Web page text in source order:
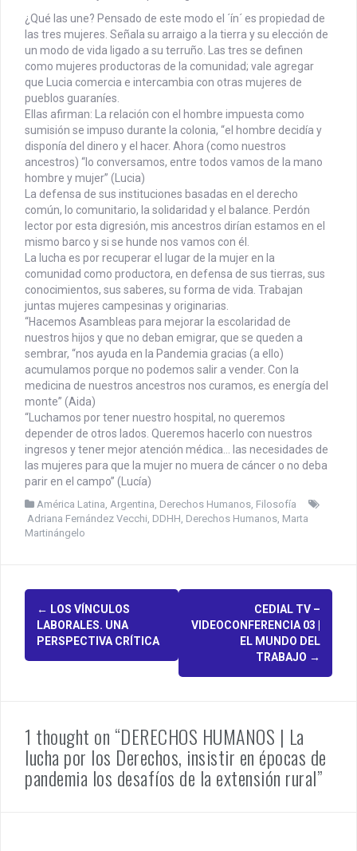
¿Qué las une? Pensado de este modo el ´ín´ es propiedad de
las tres mujeres. Señala su arraigo a la tierra y su elección de
un modo de vida ligado a su terruño. Las tres se definen
como mujeres productoras de la comunidad; vale agregar
que Lucia comercia e intercambia con otras mujeres de
pueblos guaraníes.
Ellas afirman: La relación con el hombre impuesta como
sumisión se impuso durante la colonia, “el hombre decidía y
disponía del dinero y el hacer. Ahora (como nuestros
ancestros) “lo conversamos, entre todos vamos de la mano
hombre y mujer” (Lucia)
La defensa de sus instituciones basadas en el derecho
común, lo comunitario, la solidaridad y el balance. Perdón
lector por esta digresión, mis ancestros dirían estamos en el
mismo barco y si se hunde nos vamos con él.
La lucha es por recuperar el lugar de la mujer en la
comunidad como productora, en defensa de sus tierras, sus
conocimientos, sus saberes, su forma de vida. Trabajan
juntas mujeres campesinas y originarias.
“Hacemos Asambleas para mejorar la escolaridad de
nuestros hijos y que no deban emigrar, que se queden a
sembrar, “nos ayuda en la Pandemia gracias (a ello)
acumulamos porque no podemos salir a vender. Con la
medicina de nuestros ancestros nos curamos, es energía del
monte” (Aida)
“Luchamos por tener nuestro hospital, no queremos
depender de otros lados. Queremos hacerlo con nuestros
ingresos y tener mejor atención médica… las necesidades de
las mujeres para que la mujer no muera de cáncer o no deba
parir en el campo” (Lucía)
América Latina, Argentina, Derechos Humanos, Filosofía
Adriana Fernández Vecchi, DDHH, Derechos Humanos, Marta
Martinángelo
n
a
v
← LOS VÍNCULOS
LABORALES. UNA
PERSPECTIVA CRÍTICA
CEDIAL TV –
VIDEOCONFERENCIA 03 |
EL MUNDO DEL
TRABAJO →
1 thought on “DERECHOS HUMANOS | La
lucha por los Derechos, insistir en épocas de
pandemia los desafíos de la extensión rural”